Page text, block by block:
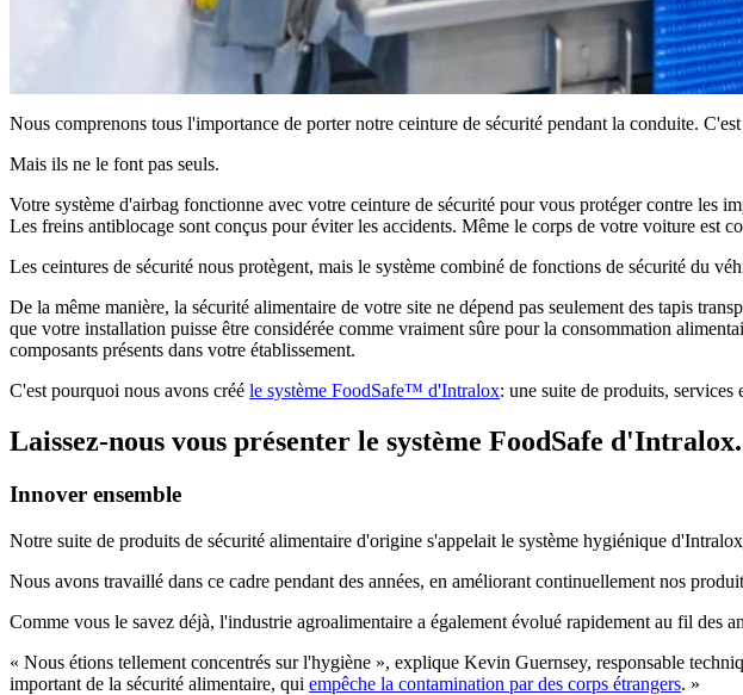
Nous comprenons tous l'importance de porter notre ceinture de sécurité pendant la conduite.
Mais ils ne le font pas seuls.
Votre système d'airbag fonctionne avec votre ceinture de sécurité pour vous protéger contre les
Les freins antiblocage sont conçus pour éviter les accidents. Même le corps de votre voiture est
Les ceintures de sécurité nous protègent, mais le système combiné de fonctions de sécurité du
De la même manière, la sécurité alimentaire de votre site ne dépend pas seulement des tapis
que votre installation puisse être considérée comme vraiment sûre pour la consommation
composants présents dans votre établissement.
C'est pourquoi nous avons créé le système FoodSafe™ d'Intralox: une suite de produits,
Laissez-nous vous présenter le système FoodSafe d'Intralox.
Innover ensemble
Notre suite de produits de sécurité alimentaire d'origine s'appelait le système hygiénique
Nous avons travaillé dans ce cadre pendant des années, en améliorant continuellement nos
Comme vous le savez déjà, l'industrie agroalimentaire a également évolué rapidement au fil des
« Nous étions tellement concentrés sur l'hygiène », explique Kevin Guernsey, responsable
important de la sécurité alimentaire, qui empêche la contamination par des corps étrangers. »